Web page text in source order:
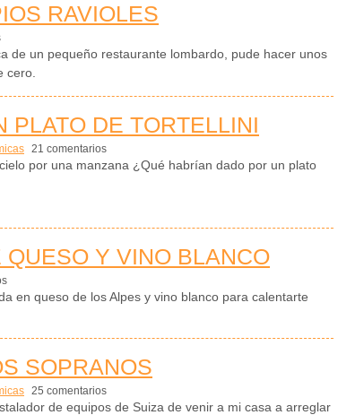
RAVIOLES
de un pequeño restaurante lombardo, pude hacer unos
cero.
PLATO DE TORTELLINI
21 comentarios
por una manzana ¿Qué habrían dado por un plato
QUESO Y VINO BLANCO
en queso de los Alpes y vino blanco para calentarte
SOPRANOS
25 comentarios
de equipos de Suiza de venir a mi casa a arreglar